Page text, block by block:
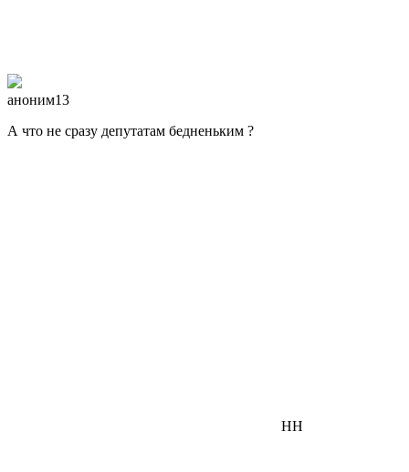
аноним13
А что не сразу депутатам бедненьким ?
НН